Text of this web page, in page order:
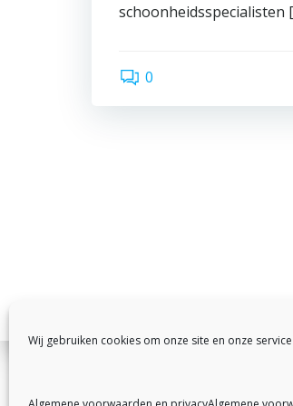
Wij gebruiken cookies om onze site en onze
schoonheidsspecialisten
0